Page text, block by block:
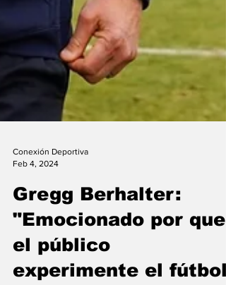
Conexión Deportiva
Feb 4, 2024
Gregg Berhalter:
"Emocionado por que